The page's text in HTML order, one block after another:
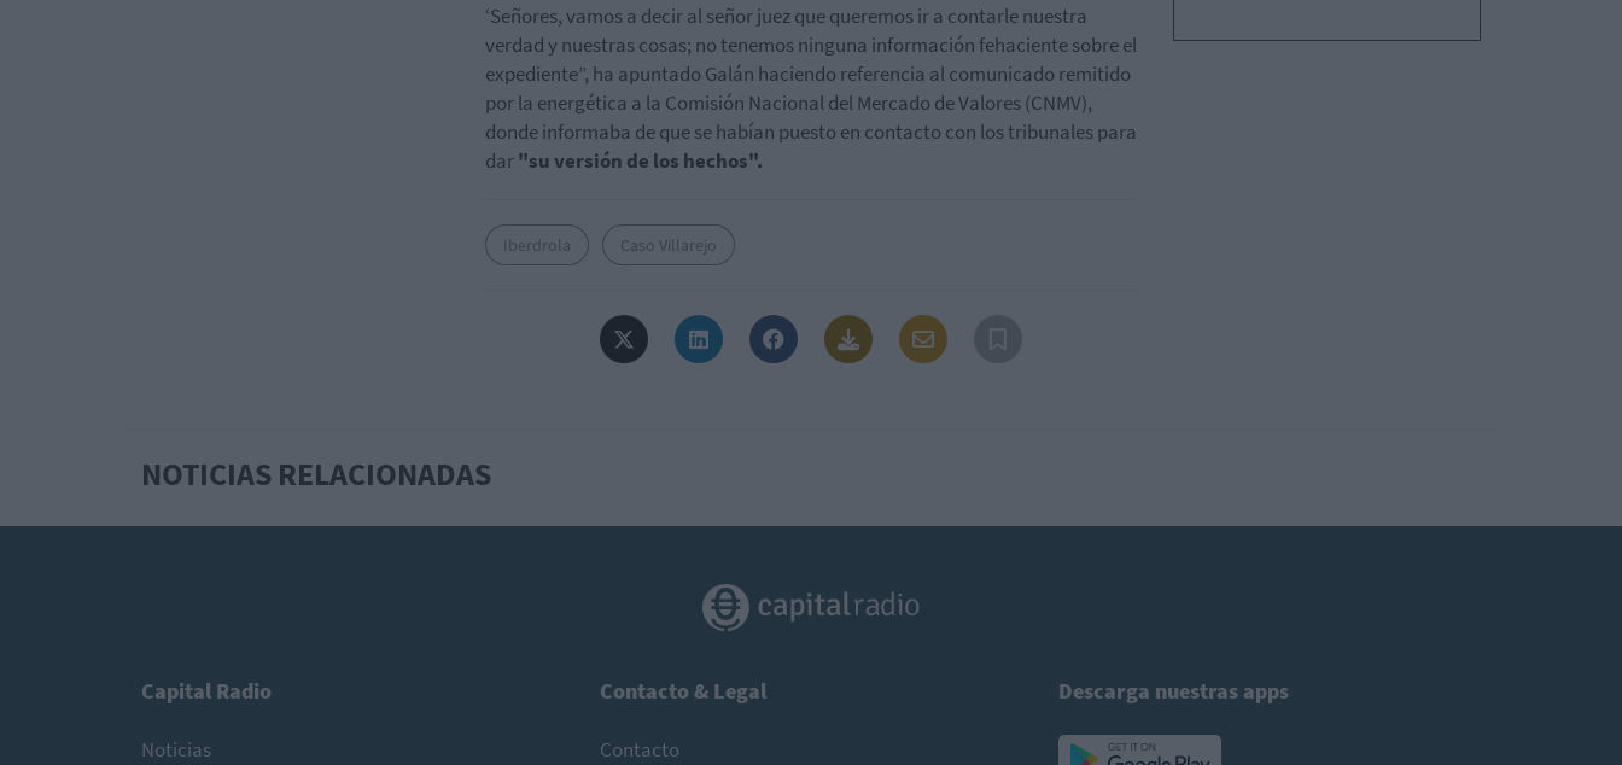
‘Señores, vamos a decir al señor juez que queremos ir a contarle nuestra
verdad y nuestras cosas; no tenemos ninguna información fehaciente sobre el
expediente”, ha apuntado Galán haciendo referencia al comunicado remitido
por la energética a la Comisión Nacional del Mercado de Valores (CNMV),
donde informaba de que se habían puesto en contacto con los tribunales para
dar"su versión de los hechos".
Iberdrola Caso Villarejo
NOTICIAS RELACIONADAS
Capital Radio
Noticias
Contacto & Legal
Contacto
Descarga nuestras apps